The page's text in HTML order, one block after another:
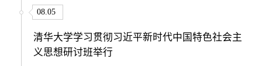
08.05
清华大学学习贯彻习近平新时代中国特色社会主
义思想研讨班举行